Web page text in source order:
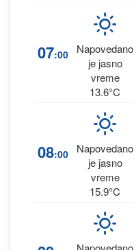
07:00
Napovedano
je jasno
vreme
13.6°C
08:00
Napovedano
je jasno
vreme
15.9°C